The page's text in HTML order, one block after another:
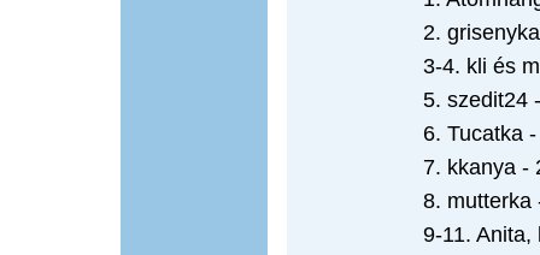
2.
3-4. kli és
5. szedit24
6. Tucatka
7. kkanya -
8. mutterka
9-11. Anita,